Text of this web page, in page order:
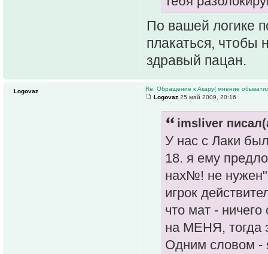
По вашей логике
плакаться, чтобы
здравый пацан.
Re: Обращение к Акару( мнение
Logovaz 25 май 2009, 20:16
imsliver
У нас с Лаки
18. я ему
нах№! не
игрок
что мат -
на МЕНЯ, тогда
Одним словом -
Logovaz